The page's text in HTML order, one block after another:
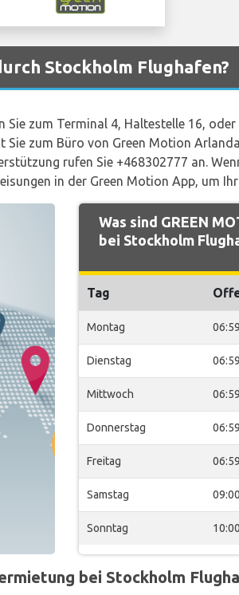
Stockholm Flughafen?
zum Terminal 4, Haltestelle 16,
zum Büro von Green Motion
rufen Sie +468302777 an.
in der Green Motion App, um
Was sind GREEN
bei Stockholm
Tag
Montag 06:59
Dienstag 06:59
Mittwoch 06:59
Donnerstag 06:59
Freitag 06:59
Samstag 09:00
Sonntag 10:00
bei Stockholm